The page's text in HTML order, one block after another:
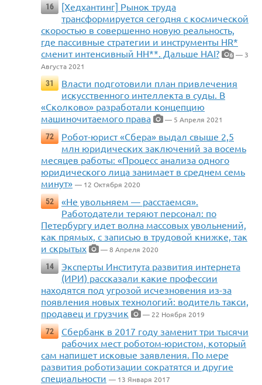
16
[Хедхантинг] Рынок труда
трансформируется сегодня с космической
скоростью в совершенно новую реальность,
где пассивные стратегии и инструменты HR*
сменит интенсивный HH**. Дальше HAI?
6 — 3
Августа 2021
31
Власти подготовили план привлечения
искусственного интеллекта в суды. В
«Сколково» разработали концепцию
машиночитаемого права
— 5 Апреля 2021
72
Робот-юрист «Сбера» выдал свыше 2,5
млн юридических заключений за восемь
месяцев работы: «Процесс анализа одного
юридического лица занимает в среднем семь
минут» — 12 Октября 2020
52
«Не увольняем — расстаемся».
Работодатели теряют персонал: по
Петербургу идет волна массовых увольнений,
как прямых, с записью в трудовой книжке, так
и скрытых
— 8 Апреля 2020
14
Эксперты Института развития интернета
(ИРИ) рассказали какие профессии
находятся под угрозой исчезновения из-за
появления новых технологий: водитель такси,
продавец и грузчик
— 22 Ноября 2019
72
Сбербанк в 2017 году заменит три тысячи
рабочих мест роботом-юристом, который
сам напишет исковые заявления. По мере
развития роботизации сократятся и другие
специальности — 13 Января 2017